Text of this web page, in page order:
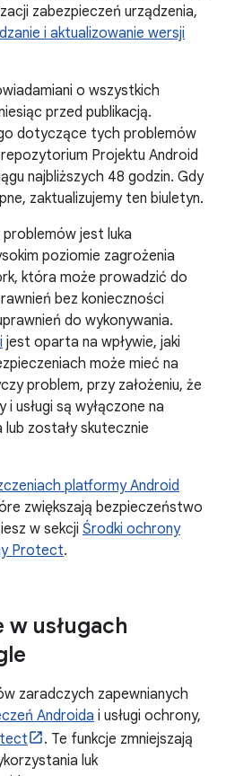
zabezpieczeń urządzenia,
i aktualizowanie wersji
o wszystkich
przed publikacją.
dotyczące tych problemów
Projektu Android
najbliższych 48 godzin. Gdy
zaktualizujemy ten biuletyn.
jest luka
poziomie zagrożenia
która może prowadzić do
bez konieczności
do wykonywania.
jest oparta na wpływie, jaki
może mieć na
problem, przy założeniu, że
usługi są wyłączone na
zostały skutecznie
platformy Android
zwiększają bezpieczeństwo
w sekcji Środki ochrony
Protect.
usługach
zaradczych zapewnianych
Androida i usługi ochrony,
. Te funkcje zmniejszają
luk